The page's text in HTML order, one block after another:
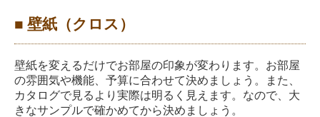
■ 壁紙（クロス）
壁紙を変えるだけでお部屋の印象が変わります。お部屋
の雰囲気や機能、予算に合わせて決めましょう。
また、
カタログで見るより実際は明るく見えます。なので、大
きなサンプルで確かめてから決めましょう。